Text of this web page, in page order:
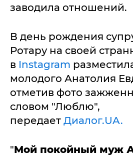
заводила отношений.
В день рождения
Ротару на своей
в Instagram
молодого Анатолия
отметив фото
словом "Люблю",
передает Диалог.UA.
"Мой покойный муж